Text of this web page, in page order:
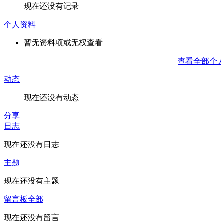
现在还没有记录
个人资料
暂无资料项或无权查看
查看全部个
动态
现在还没有动态
分享
日志
现在还没有日志
主题
现在还没有主题
留言板全部
现在还没有留言